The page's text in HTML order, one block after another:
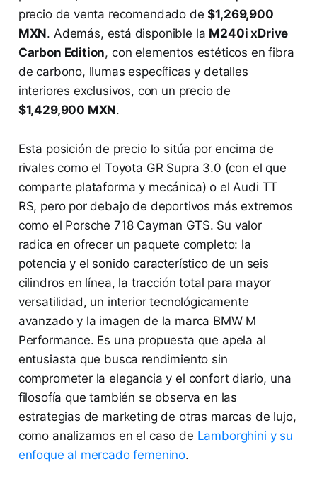
precio de venta recomendado de$1,269,900
MXN. Además, está disponible la M240i xDrive
Carbon Edition, con elementos estéticos en fibra
de carbono, llumas específicas y detalles
interiores exclusivos, con un precio de
$1,429,900 MXN.
Esta posición de precio lo sitúa por encima de
rivales como el Toyota GR Supra 3.0 (con el que
comparte plataforma y mecánica) o el Audi TT
RS, pero por debajo de deportivos más extremos
como el Porsche 718 Cayman GTS. Su valor
radica en ofrecer un paquete completo: la
potencia y el sonido característico de un seis
cilindros en línea, la tracción total para mayor
versatilidad, un interior tecnológicamente
avanzado y la imagen de la marca BMW M
Performance. Es una propuesta que apela al
entusiasta que busca rendimiento sin
comprometer la elegancia y el confort diario, una
filosofía que también se observa en las
estrategias de marketing de otras marcas de lujo,
como analizamos en el caso de Lamborghini y su
enfoque al mercado femenino.